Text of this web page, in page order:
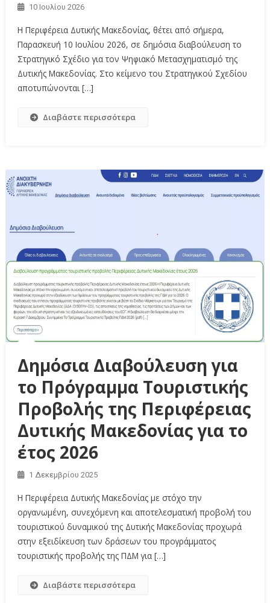
10 Ιουλίου 2026
Η Περιφέρεια Δυτικής Μακεδονίας, θέτει από σήμερα,
Παρασκευή 10 Ιουλίου 2026, σε δημόσια διαβούλευση το
Στρατηγικό Σχέδιο για τον Ψηφιακό Μετασχηματισμό της
Δυτικής Μακεδονίας. Στο κείμενο του Στρατηγικού Σχεδίου
αποτυπώνονται […]
Διαβάστε περισσότερα
Δημόσια Διαβούλευση για
το Πρόγραμμα Τουριστικής
Προβολής της Περιφέρειας
Δυτικής Μακεδονίας για το
έτος 2026
1 Δεκεμβρίου 2025
Η Περιφέρεια Δυτικής Μακεδονίας με στόχο την
οργανωμένη, συνεχόμενη και αποτελεσματική προβολή του
τουριστικού δυναμικού της Δυτικής Μακεδονίας προχωρά
στην εξειδίκευση των δράσεων του προγράμματος
τουριστικής προβολής της ΠΔΜ για […]
Διαβάστε περισσότερα